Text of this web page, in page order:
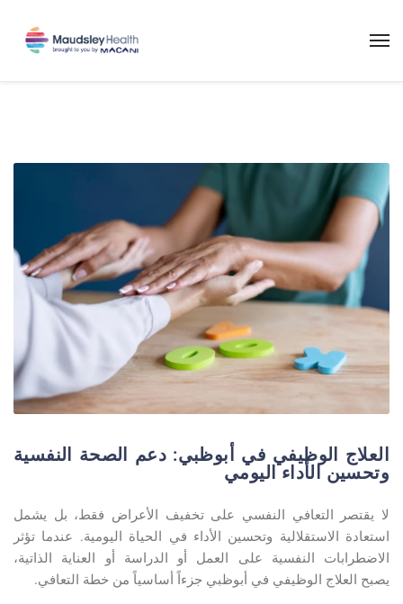
العلاج الوظيفي في أبوظبي: دعم الصحة النفسية
وتحسين الأداء اليومي
لا يقتصر التعافي النفسي على تخفيف الأعراض فقط، بل يشمل
استعادة الاستقلالية وتحسين الأداء في الحياة اليومية. عندما تؤثر
الاضطرابات النفسية على العمل أو الدراسة أو العناية الذاتية،
يصبح العلاج الوظيفي في أبوظبي جزءاً أساسياً من خطة التعافي.